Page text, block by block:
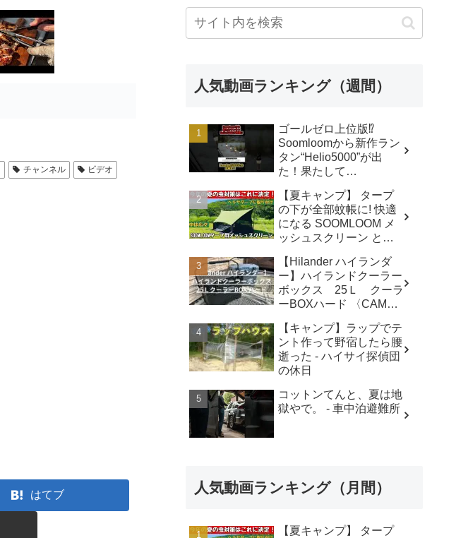
チャンネル ビデオ
はてブ
人気動画ランキング（週間）
ゴールゼロ上位版⁉️
Soomloomから新作ラン
タン“Helio5000”が出
た！果たして
のか⁉️ - CAMP GEAR
HACK
【夏キャンプ】 タープ
の下が全部蚊帳に! 快適
になる SOOMLOOM メ
ッシュスクリーン と
クス NaaCamp
【Hilander ハイランダ
ー】ハイランドクーラー
ボックス 25Ｌ クーラ
ーBOXハード 〈CAMP
ケットオンラインショッ
プ〉商品紹介動画 -
CAMP MARKET
【キャンプ】ラップでテ
ント作って野宿したら腰
逝った - ハイサイ探偵団
の休日
コットンてんと、夏は地
獄やで。 - 車中泊避難所
人気動画ランキング（月間）
【夏キャンプ】 タープ